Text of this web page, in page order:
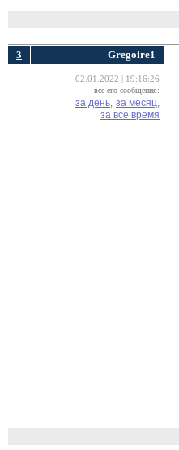
3 Gregoire1
02.01.2022 | 19:16:26
все его сообщения:
за день, за месяц,
за все время